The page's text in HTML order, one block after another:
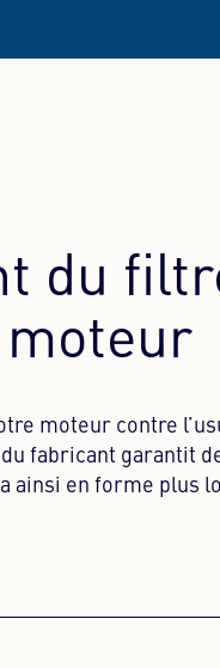
du
moteur
moteur contre
fabricant garantit
ainsi en forme plus